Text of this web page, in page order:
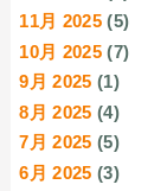
11月 2025 (5)
10月 2025 (7)
9月 2025 (1)
8月 2025 (4)
7月 2025 (5)
6月 2025 (3)